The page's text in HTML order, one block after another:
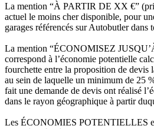
La mention “À PARTIR DE XX €”
actuel le moins cher disponible, pour
garages référencés sur Autobutler dans
La mention “ÉCONOMISEZ
correspond à l’économie potentielle
fourchette entre la proposition de devis
au sein de laquelle un minimum de 25
fait une demande de devis ont réalisé
dans le rayon géographique à partir
Les ÉCONOMIES POTENTIELLES